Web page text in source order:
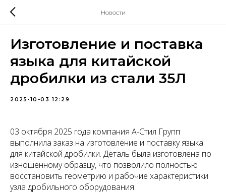
Новости
Изготовление и поставка
языка для китайской
дробилки из стали 35Л
2025-10-03 12:29
03 октября 2025 года компания А-Стил Групп
выполнила заказ на изготовление и поставку языка
для китайской дробилки. Деталь была изготовлена по
изношенному образцу, что позволило полностью
восстановить геометрию и рабочие характеристики
узла дробильного оборудования.